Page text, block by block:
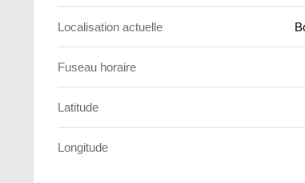
Localisation actuelle
Fuseau horaire
Latitude
Longitude